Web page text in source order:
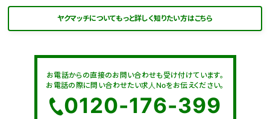
ヤクマッチについてもっと詳しく知りたい方はこちら
お電話からの直接のお問い合わせも受け付けています。
お電話の際に問い合わせたい求人Noをお伝えください。
0120-176-399